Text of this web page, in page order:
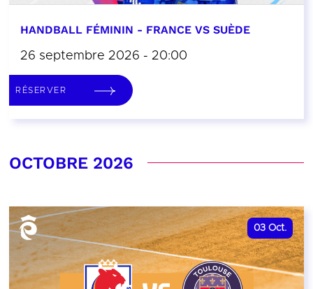
HANDBALL FÉMININ - FRANCE VS SUÈDE
26 septembre 2026 - 20:00
RÉSERVER
OCTOBRE 2026
03 Oct.